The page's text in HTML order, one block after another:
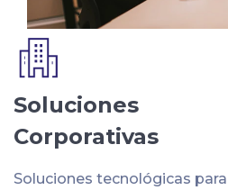
Soluciones
Corporativas
Soluciones tecnológicas